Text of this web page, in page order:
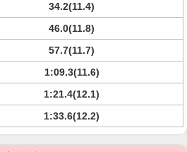
34.2(11.4)
46.0(11.8)
57.7(11.7)
1:09.3(11.6)
1:21.4(12.1)
1:33.6(12.2)